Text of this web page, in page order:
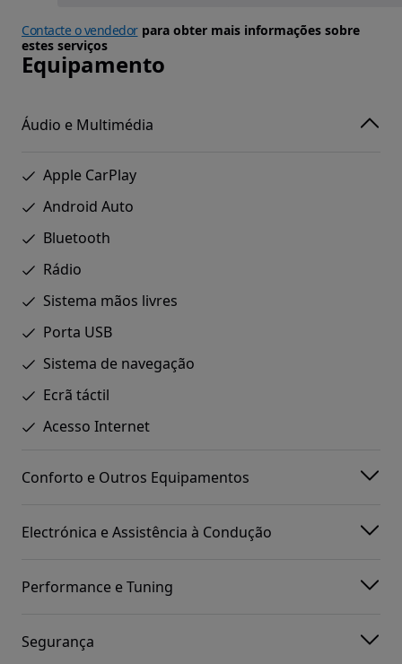
Contacte o vendedorpara obter mais informações sobre
estes serviços
Equipamento
Áudio e Multimédia
Apple CarPlay
Android Auto
Bluetooth
Rádio
Sistema mãos livres
Porta USB
Sistema de navegação
Ecrã táctil
Acesso Internet
Conforto e Outros Equipamentos
Electrónica e Assistência à Condução
Performance e Tuning
Segurança